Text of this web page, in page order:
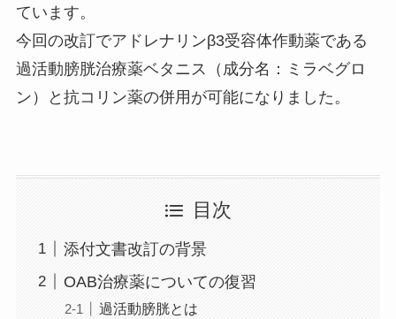
ています。
今回の改訂でアドレナリンβ3受容体作動薬である
過活動膀胱治療薬ベタニス（成分名：ミラベグロ
ン）と抗コリン薬の併用が可能になりました。
目次
添付文書改訂の背景
OAB治療薬についての復習
過活動膀胱とは